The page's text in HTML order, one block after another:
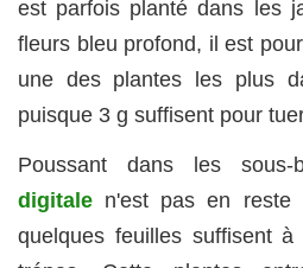
est parfois planté dans les
fleurs bleu profond, il est
une des plantes les plus
puisque 3 g suffisent pour
Poussant dans les sous-
digitale n'est pas en reste
quelques feuilles suffisent